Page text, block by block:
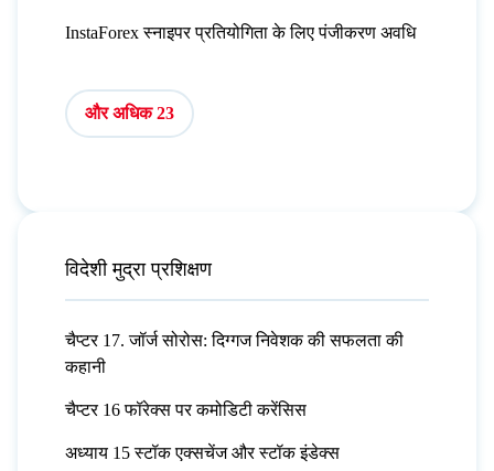
InstaForex स्नाइपर प्रतियोगिता के लिए पंजीकरण अवधि
और अधिक 23
विदेशी मुद्रा प्रशिक्षण
चैप्टर 17. जॉर्ज सोरोस: दिग्गज निवेशक की सफलता की
कहानी
चैप्टर 16 फॉरेक्स पर कमोडिटी करेंसिस
अध्याय 15 स्टॉक एक्सचेंज और स्टॉक इंडेक्स